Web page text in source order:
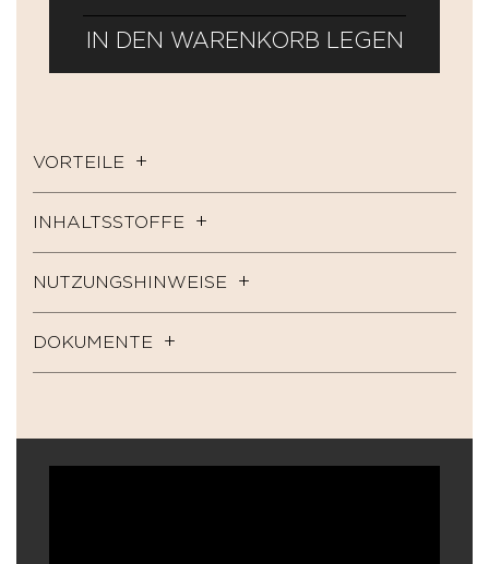
IN DEN WARENKORB LEGEN
VORTEILE
INHALTSSTOFFE
NUTZUNGSHINWEISE
DOKUMENTE